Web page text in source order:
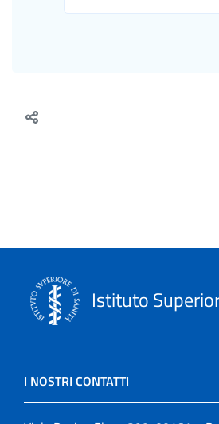
Istituto
I NOSTRI CONTATTI